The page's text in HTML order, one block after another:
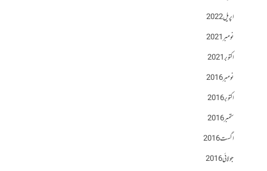
اپریل 2022
نومبر 2021
اکتوبر 2021
نومبر 2016
اکتوبر 2016
ستمبر 2016
اگست 2016
جولائی 2016